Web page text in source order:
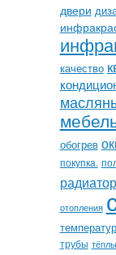
двери
качество
обогрев
покупка.
радиатор
отопления
трубы